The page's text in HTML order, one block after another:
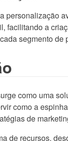
personalização
facilitando a
segmento de
como uma
como a
de
de recursos,